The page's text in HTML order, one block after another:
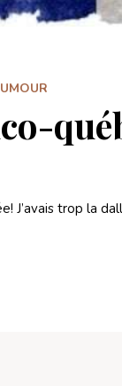
J’avais trop la